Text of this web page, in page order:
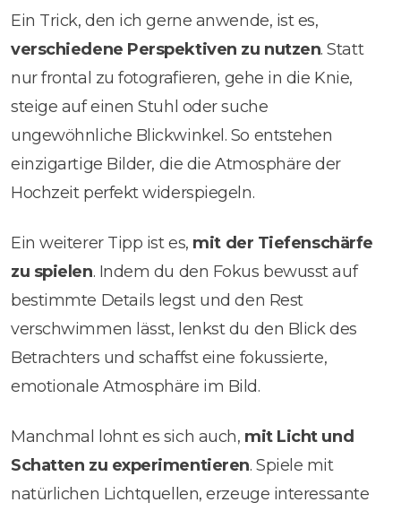
Ein Trick, den ich gerne anwende, ist es,
verschiedene Perspektiven zu nutzen. Statt
nur frontal zu fotografieren, gehe in die Knie,
steige auf einen Stuhl oder suche
ungewöhnliche Blickwinkel. So entstehen
einzigartige Bilder, die die Atmosphäre der
Hochzeit perfekt widerspiegeln.
Ein weiterer Tipp ist es, mit der Tiefenschärfe
zu spielen. Indem du den Fokus bewusst auf
bestimmte Details legst und den Rest
verschwimmen lässt, lenkst du den Blick des
Betrachters und schaffst eine fokussierte,
emotionale Atmosphäre im Bild.
Manchmal lohnt es sich auch, mit Licht und
Schatten zu experimentieren. Spiele mit
natürlichen Lichtquellen, erzeuge interessante